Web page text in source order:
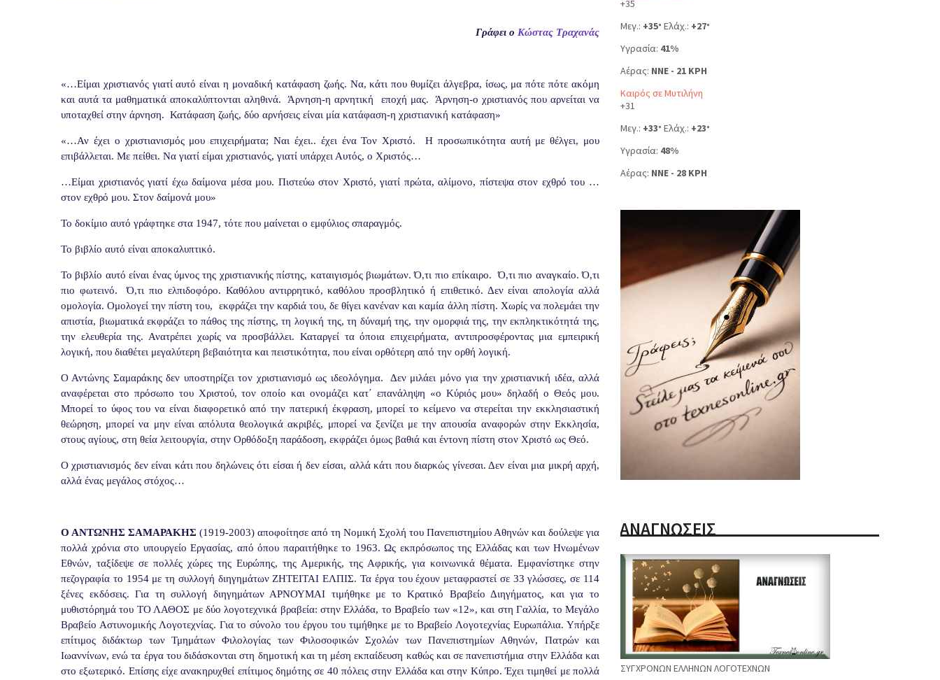
Γράφει ο Κώστας Τραχανάς
«…Είμαι χριστιανός γιατί αυτό είναι η μοναδική κατάφαση ζωής. Να, κάτι που θυμίζει άλγεβρα, ίσως, μα πότε πότε ακόμη
και αυτά τα μαθηματικά αποκαλύπτονται αληθινά.
Άρνηση-η αρνητική εποχή μας.
Άρνηση-ο χριστιανός που αρνείται να
υποταχθεί στην άρνηση. Κατάφαση ζωής, δύο αρνήσεις είναι μία κατάφαση-η χριστιανική κατάφαση»
«…Αν έχει ο χριστιανισμός μου επιχειρήματα; Ναι έχει.. έχει ένα Τον Χριστό.
Η προσωπικότητα αυτή με θέλγει, μου
επιβάλλεται. Με πείθει. Να γιατί είμαι χριστιανός, γιατί υπάρχει Αυτός, ο Χριστός…
…Είμαι χριστιανός γιατί έχω δαίμονα μέσα μου. Πιστεύω στον Χριστό, γιατί πρώτα, αλίμονο, πίστεψα στον εχθρό του …
στον εχθρό μου. Στον δαίμονά μου»
Το δοκίμιο αυτό γράφτηκε στα 1947, τότε που μαίνεται ο εμφύλιος σπαραγμός.
Το βιβλίο αυτό είναι αποκαλυπτικό.
Το βιβλίο αυτό είναι ένας ύμνος της χριστιανικής πίστης, καταιγισμός βιωμάτων. Ό,τι πιο επίκαιρο.
Ό,τι πιο αναγκαίο. Ό,τι
πιο φωτεινό.
Ό,τι πιο ελπιδοφόρο. Καθόλου αντιρρητικό, καθόλου προσβλητικό ή επιθετικό. Δεν είναι απολογία αλλά
ομολογία. Ομολογεί την πίστη του,
εκφράζει την καρδιά του, δε θίγει κανέναν και καμία άλλη πίστη. Χωρίς να πολεμάει την
απιστία, βιωματικά εκφράζει το πάθος της πίστης, τη λογική της, τη δύναμή της, την ομορφιά της, την εκπληκτικότητά της,
την ελευθερία της. Ανατρέπει χωρίς να προσβάλλει. Καταργεί τα όποια επιχειρήματα, αντιπροσφέροντας μια εμπειρική
λογική, που διαθέτει μεγαλύτερη βεβαιότητα και πειστικότητα, που είναι ορθότερη από την ορθή λογική.
Ο Αντώνης Σαμαράκης δεν υποστηρίζει τον χριστιανισμό ως ιδεολόγημα.
Δεν μιλάει μόνο για την χριστιανική ιδέα, αλλά
αναφέρεται στο πρόσωπο του Χριστού, τον οποίο και ονομάζει κατ΄ επανάληψη «ο Κύριός μου» δηλαδή ο Θεός μου.
Μπορεί το ύφος του να είναι διαφορετικό από την πατερική έκφραση, μπορεί το κείμενο να στερείται την εκκλησιαστική
θεώρηση, μπορεί να μην είναι απόλυτα θεολογικά ακριβές, μπορεί να ξενίζει με την απουσία αναφορών στην Εκκλησία,
στους αγίους, στη θεία λειτουργία, στην Ορθόδοξη παράδοση, εκφράζει όμως βαθιά και έντονη πίστη στον Χριστό ως Θεό.
Ο χριστιανισμός δεν είναι κάτι που δηλώνεις ότι είσαι ή δεν είσαι, αλλά κάτι που διαρκώς γίνεσαι. Δεν είναι μια μικρή αρχή,
αλλά ένας μεγάλος στόχος…
Ο ΑΝΤΩΝΗΣ ΣΑΜΑΡΑΚΗΣ (1919-2003) αποφοίτησε από τη Νομική Σχολή του Πανεπιστημίου Αθηνών και δούλεψε για
πολλά χρόνια στο υπουργείο Εργασίας, από όπου παραιτήθηκε το 1963. Ως εκπρόσωπος της Ελλάδας και των Ηνωμένων
Εθνών, ταξίδεψε σε πολλές χώρες της Ευρώπης, της Αμερικής, της Αφρικής, για κοινωνικά θέματα. Εμφανίστηκε στην
πεζογραφία το 1954 με τη συλλογή διηγημάτων ΖΗΤΕΙΤΑΙ ΕΛΠΙΣ. Τα έργα του έχουν μεταφραστεί σε 33 γλώσσες, σε 114
ξένες εκδόσεις. Για τη συλλογή διηγημάτων ΑΡΝΟΥΜΑΙ τιμήθηκε με το Κρατικό Βραβείο Διηγήματος, και για το
μυθιστόρημά του ΤΟ ΛΑΘΟΣ με δύο λογοτεχνικά βραβεία: στην Ελλάδα, το Βραβείο των «12», και στη Γαλλία, το Μεγάλο
Βραβείο Αστυνομικής Λογοτεχνίας. Για το σύνολο του έργου του τιμήθηκε με το Βραβείο Λογοτεχνίας Ευρωπάλια. Υπήρξε
επίτιμος διδάκτωρ των Τμημάτων Φιλολογίας των Φιλοσοφικών Σχολών των Πανεπιστημίων Αθηνών, Πατρών και
Ιωαννίνων, ενώ τα έργα του διδάσκονται στη δημοτική και τη μέση εκπαίδευση καθώς και σε πανεπιστήμια στην Ελλάδα και
στο εξωτερικό. Επίσης είχε ανακηρυχθεί επίτιμος δημότης σε 40 πόλεις στην Ελλάδα και στην Κύπρο. Έχει τιμηθεί με πολλά
+35
Μεγ.: +35° Ελάχ.: +27°
Υγρασία: 41%
Αέρας: NNE - 21 KPH
Καιρός σε Μυτιλήνη
+31
Μεγ.: +33° Ελάχ.: +23°
Υγρασία: 48%
Αέρας: NNE - 28 KPH
ΑΝΑΓΝΩΣΕΙΣ
ΣΥΓΧΡΟΝΩΝ ΕΛΛΗΝΩΝ ΛΟΓΟΤΕΧΝΩΝ